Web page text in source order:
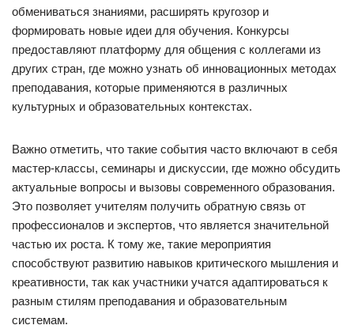
обмениваться знаниями, расширять кругозор и
формировать новые идеи для обучения. Конкурсы
предоставляют платформу для общения с коллегами из
других стран, где можно узнать об инновационных методах
преподавания, которые применяются в различных
культурных и образовательных контекстах.
Важно отметить, что такие события часто включают в себя
мастер-классы, семинары и дискуссии, где можно обсудить
актуальные вопросы и вызовы современного образования.
Это позволяет учителям получить обратную связь от
профессионалов и экспертов, что является значительной
частью их роста. К тому же, такие мероприятия
способствуют развитию навыков критического мышления и
креативности, так как участники учатся адаптироваться к
разным стилям преподавания и образовательным
системам.